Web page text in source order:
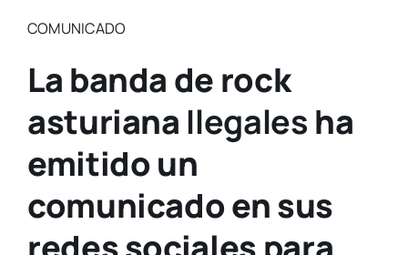
COMUNICADO
La banda de rock
asturiana Ilegales ha
emitido un
comunicado en sus